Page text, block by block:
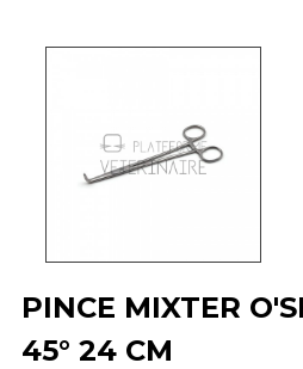
PINCE MIXTER
45° 24 CM